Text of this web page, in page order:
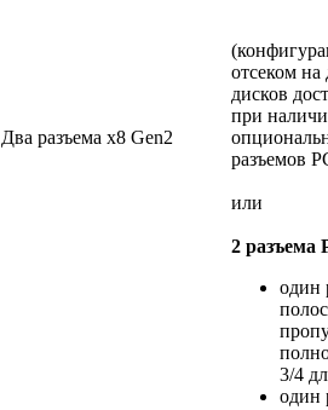
Два разъема x8 Gen2
отсеком на
дисков
при
разъемов
или
2 разъема
один
3/4
один